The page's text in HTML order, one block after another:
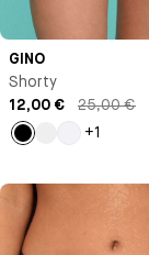
GINO
Shorty
12,00 €
25,00 €
+1